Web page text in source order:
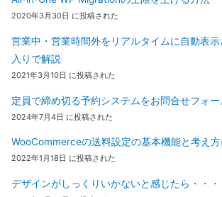
2020年3月30日 に投稿された
営業中・営業時間外をリアルタイムに自動表
入りで解説
2021年3月10日 に投稿された
定員で締め切る予約システムをお問合せフォ
2024年7月4日 に投稿された
WooCommerceの送料設定の基本機能と考え
2022年1月18日 に投稿された
デザインがしっくりいかないと感じたら・・・